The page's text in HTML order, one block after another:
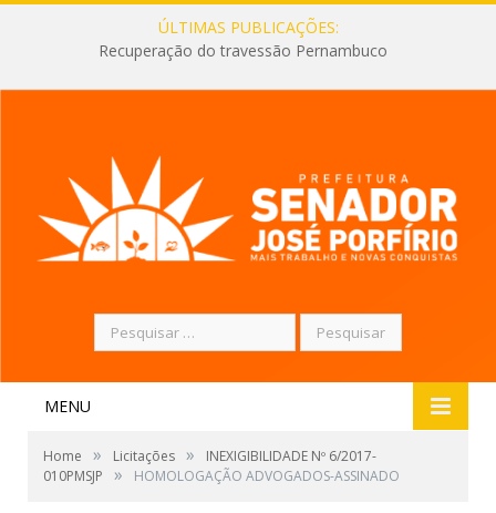
ÚLTIMAS PUBLICAÇÕES:
Recuperação do travessão Pernambuco
Pesquisar
por:
MENU
Home » Licitações »
INEXIGIBILIDADE Nº 6/2017-
010PMSJP
» HOMOLOGAÇÃO ADVOGADOS-ASSINADO